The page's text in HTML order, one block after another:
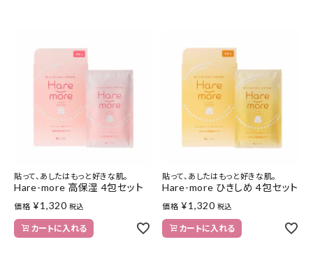
貼って、あしたはもっと好きな肌。
Hare-more 高保湿 4包セット
価格 ¥1,320 税込
カートに入れる
貼って、あしたはもっと好きな肌。
Hare-more ひきしめ 4包セット
価格 ¥1,320 税込
カートに入れる